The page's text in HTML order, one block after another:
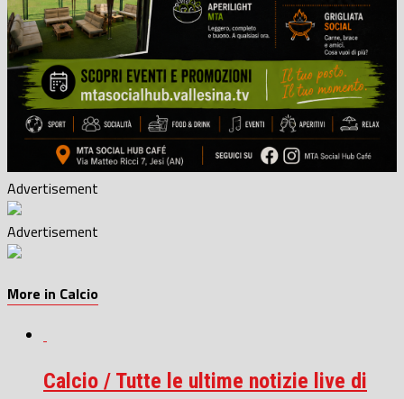
Advertisement
Advertisement
More in Calcio
Calcio / Tutte le ultime notizie live di